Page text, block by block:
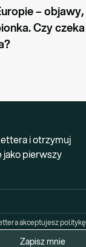
SCHORZENIA– objawy,
Czy
i otrzymuj
pierwszy
akceptujesz
Zapisz mnie